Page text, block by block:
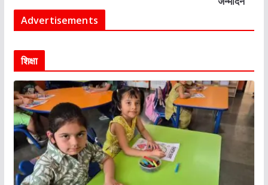
p k
Advertisements
शिक्षा